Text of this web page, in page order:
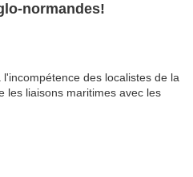
normandes!